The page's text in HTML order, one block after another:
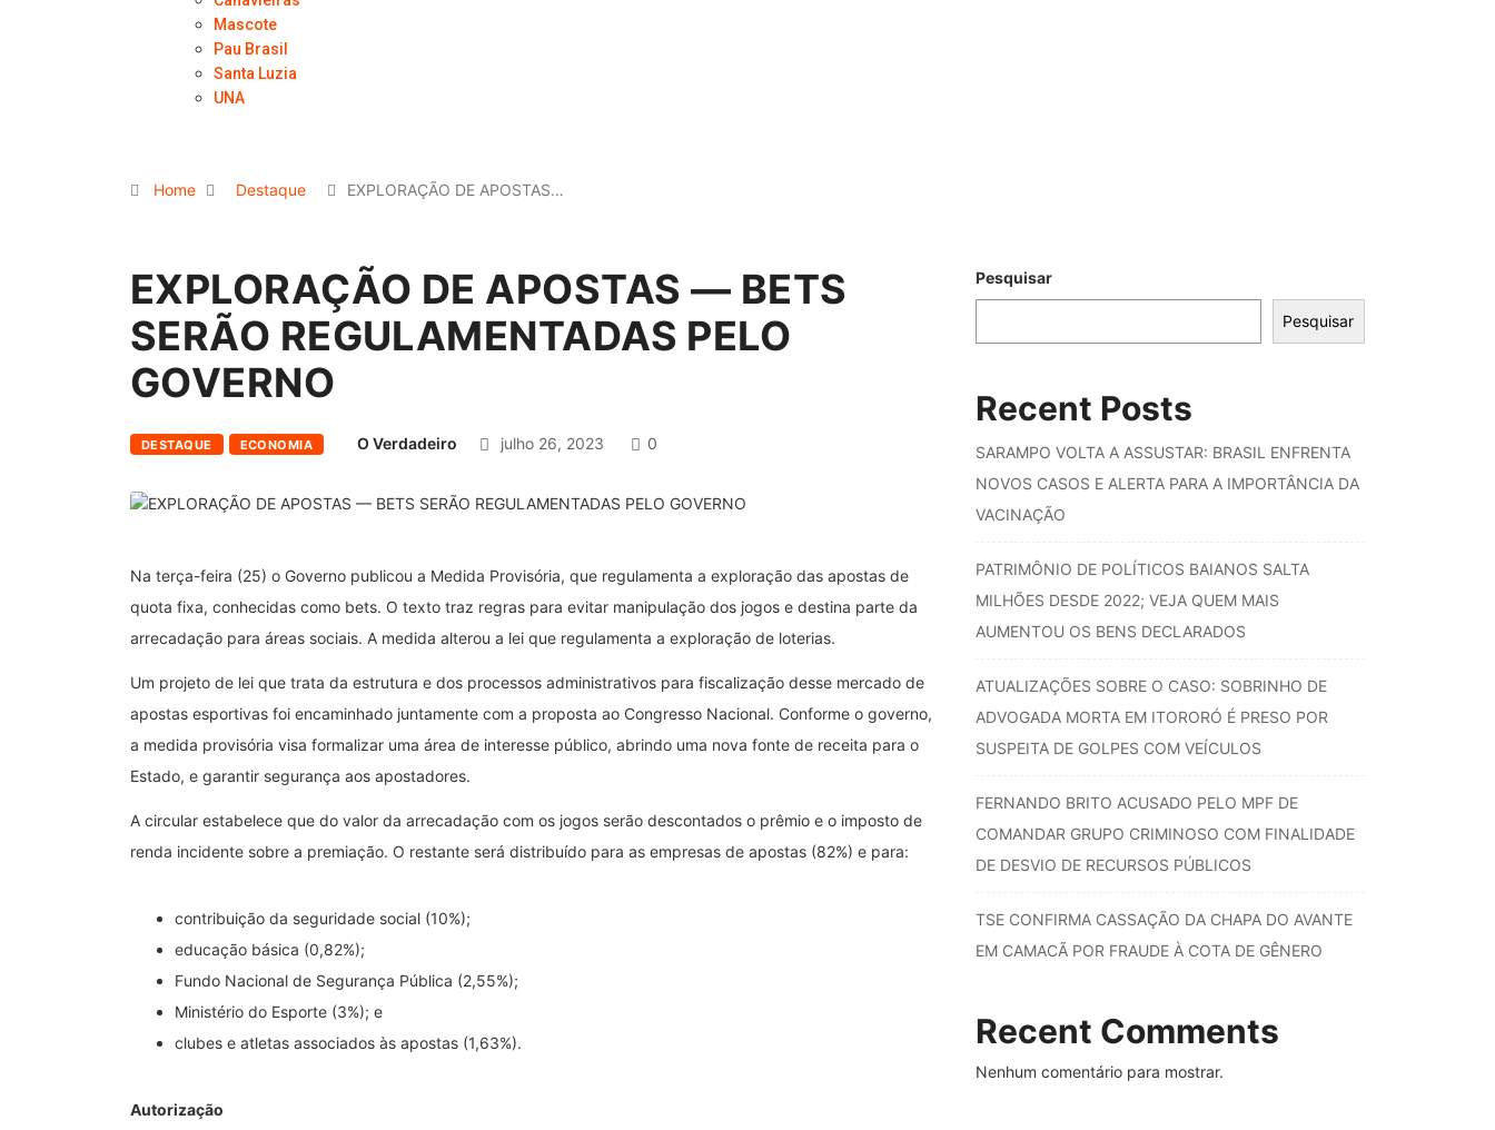
Mascote
Pau Brasil
Santa Luzia
UNA
Home Destaque EXPLORAÇÃO DE APOSTAS…
EXPLORAÇÃO DE APOSTAS — BETS
SERÃO REGULAMENTADAS PELO
GOVERNO
DESTAQUE ECONOMIA O Verdadeiro julho 26, 2023 0
Na terça-feira (25) o Governo publicou a Medida Provisória, que regulamenta a exploração das apostas de
quota fixa, conhecidas como bets. O texto traz regras para evitar manipulação dos jogos e destina parte da
arrecadação para áreas sociais. A medida alterou a lei que regulamenta a exploração de loterias.
Um projeto de lei que trata da estrutura e dos processos administrativos para fiscalização desse mercado de
apostas esportivas foi encaminhado juntamente com a proposta ao Congresso Nacional. Conforme o governo,
a medida provisória visa formalizar uma área de interesse público, abrindo uma nova fonte de receita para o
Estado, e garantir segurança aos apostadores.
A circular estabelece que do valor da arrecadação com os jogos serão descontados o prêmio e o imposto de
renda incidente sobre a premiação. O restante será distribuído para as empresas de apostas (82%) e para:
contribuição da seguridade social (10%);
educação básica (0,82%);
Fundo Nacional de Segurança Pública (2,55%);
Ministério do Esporte (3%); e
clubes e atletas associados às apostas (1,63%).
Autorização
Pesquisar
Pesquisar
Recent Posts
SARAMPO VOLTA A ASSUSTAR: BRASIL ENFRENTA
NOVOS CASOS E ALERTA PARA A IMPORTÂNCIA DA
VACINAÇÃO
PATRIMÔNIO DE POLÍTICOS BAIANOS SALTA
MILHÕES DESDE 2022; VEJA QUEM MAIS
AUMENTOU OS BENS DECLARADOS
ATUALIZAÇÕES SOBRE O CASO: SOBRINHO DE
ADVOGADA MORTA EM ITORORÓ É PRESO POR
SUSPEITA DE GOLPES COM VEÍCULOS
FERNANDO BRITO ACUSADO PELO MPF DE
COMANDAR GRUPO CRIMINOSO COM FINALIDADE
DE DESVIO DE RECURSOS PÚBLICOS
TSE CONFIRMA CASSAÇÃO DA CHAPA DO AVANTE
EM CAMACÃ POR FRAUDE À COTA DE GÊNERO
Recent Comments
Nenhum comentário para mostrar.